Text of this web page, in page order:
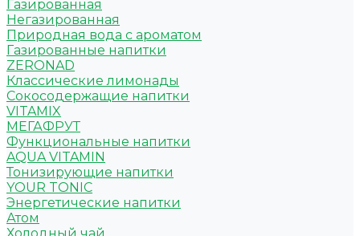
Газированная
Негазированная
Природная вода с ароматом
Газированные напитки
ZERONAD
Классические лимонады
Сокосодержащие напитки
VITAMIX
МЕГАФРУТ
Функциональные напитки
AQUA VITAMIN
Тонизирующие напитки
YOUR TONIC
Энергетические напитки
Атом